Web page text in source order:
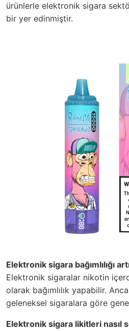
ürünlerle elektronik sigara
bir yer edinmiştir.
Elektronik sigara bağımlılığı
Elektronik sigaralar nikotin
olarak bağımlılık yapabilir.
geleneksel sigaralara göre
Elektronik sigara likitleri nasıl